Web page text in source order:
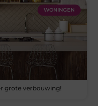
WONINGEN
grote verbouwing!